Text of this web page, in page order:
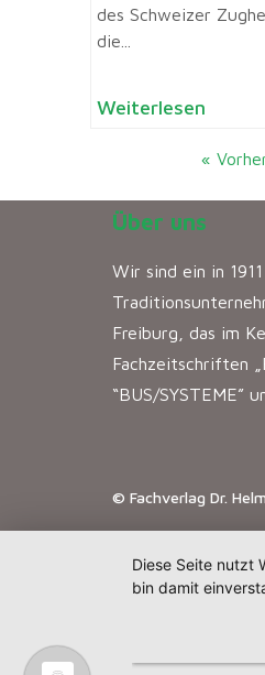
des Schweizer
die...
Weiterlesen
«
Über uns
Wir sind ein in
Freiburg, das im
Fachzeitschriften
“BUS/SYSTEME”
© Fachverlag Dr.
Diese Seite nutzt
bin damit